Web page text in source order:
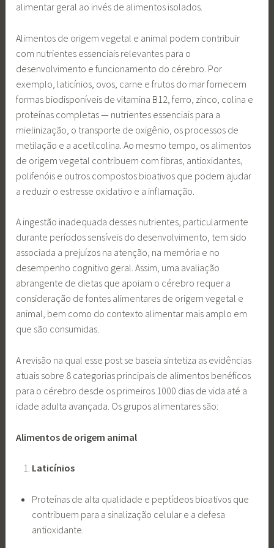
alimentar geral ao invés de alimentos isolados.
Alimentos de origem vegetal e animal podem contribuir
com nutrientes essenciais relevantes para o
desenvolvimento e funcionamento do cérebro. Por
exemplo, laticínios, ovos, carne e frutos do mar fornecem
formas biodisponíveis de vitamina B12, ferro, zinco, colina e
proteínas completas — nutrientes essenciais para a
mielinização, o transporte de oxigênio, os processos de
metilação e a acetilcolina. Ao mesmo tempo, os alimentos
de origem vegetal contribuem com fibras, antioxidantes,
polifenóis e outros compostos bioativos que podem ajudar
a reduzir o estresse oxidativo e a inflamação.
A ingestão inadequada desses nutrientes, particularmente
durante períodos sensíveis do desenvolvimento, tem sido
associada a prejuízos na atenção, na memória e no
desempenho cognitivo geral. Assim, uma avaliação
abrangente de dietas que apoiam o cérebro requer a
consideração de fontes alimentares de origem vegetal e
animal, bem como do contexto alimentar mais amplo em
que são consumidas.
A revisão na qual esse post se baseia sintetiza as evidências
atuais sobre 8 categorias principais de alimentos benéficos
para o cérebro desde os primeiros 1000 dias de vida até a
idade adulta avançada. Os grupos alimentares são:
Alimentos de origem animal
Laticínios
Proteínas de alta qualidade e peptídeos bioativos que
contribuem para a sinalização celular e a defesa
antioxidante.